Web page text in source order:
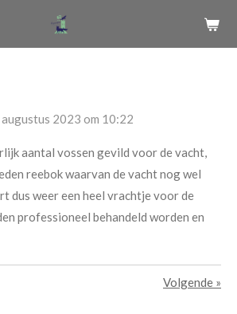
2023 om 10:22
aantal vossen gevild voor de vacht,
reebok waarvan de vacht nog wel
dus weer een heel vrachtje voor de
professioneel behandeld worden en
Volgende »